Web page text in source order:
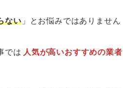
ない」とお悩みではありません
では 人気が高いおすすめの業者